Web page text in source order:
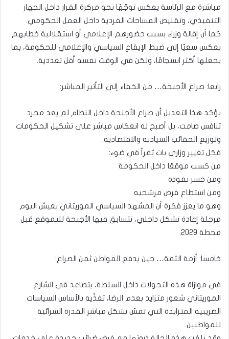
مباشرة مع الرئاسة يعكس توجّهًا نحو مركزة القرار داخل الجهاز
التنفيذي، وتقليص المساحات الفردية داخل العمل الحكومي.
كما أن إقالة وزراء بسبب حضورهم الإعلامي أو استقلالية خطابهم
يعكس سعيًا إلى ضبط الإيقاع السياسي والإعلامي للحكومة، بما
يجعلها أكثر انسجامًا، ولكن في الوقت نفسه أقل تعددية.
رابعا: صراع الأجنحة… من الخفاء إلى التأثير المباشر:
يؤكد هذا التعديل أن صراع الأجنحة داخل النظام لم يعد مجرد
تنافس صامت، بل أصبح له انعكاس مباشر على تشكيل الحكومات
وتوزيع الحقائب السيادية والاقتصادية.
فكل تغيير وزاري بات يُقرأ في ضوء:
من كسب موقعًا داخل الحكومة
ومن خسر نفوذه
ومن استطاع فرض مرشحيه
وهو ما يعزز فكرة أن المشهد السياسي الموريتاني يعيش اليوم
مرحلة إعادة تشكل داخلي، تتسابق فيها الأجنحة للتموقع قبل
محطة 2029.
خامسا: أزمة الثقة… حين يدفع المواطن ثمن الصراع:
في موازاة هذه التحولات داخل السلطة، يتصاعد في الشارع
الموريتاني شعور متزايد بعدم الرضا، تغذّيه بالأساس السياسات
الضريبية المتزايدة التي تمسّ بشكل مباشر القدرة الشرائية
للمواطنين.